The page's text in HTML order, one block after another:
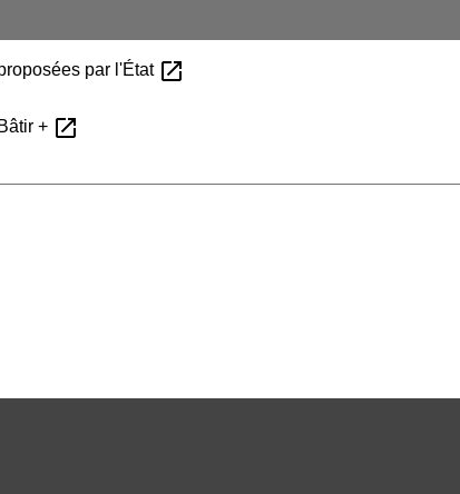
par l'État open_in_new
+ open_in_new